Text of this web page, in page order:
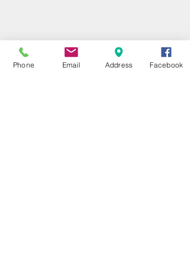
Phone Email Address Facebook